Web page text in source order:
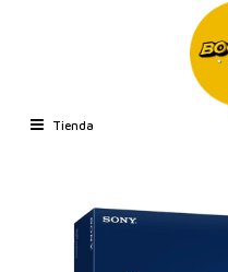
Tienda